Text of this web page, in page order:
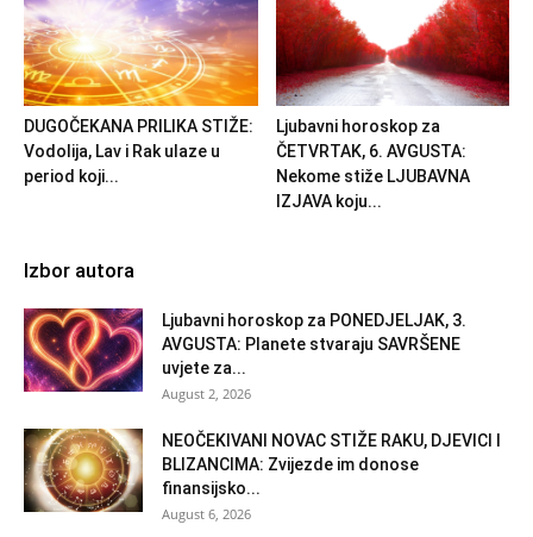
DUGOČEKANA PRILIKA STIŽE:
Vodolija, Lav i Rak ulaze u
period koji...
Ljubavni horoskop za
ČETVRTAK, 6. AVGUSTA:
Nekome stiže LJUBAVNA
IZJAVA koju...
Izbor autora
Ljubavni horoskop za PONEDJELJAK, 3.
AVGUSTA: Planete stvaraju SAVRŠENE
uvjete za...
August 2, 2026
NEOČEKIVANI NOVAC STIŽE RAKU, DJEVICI I
BLIZANCIMA: Zvijezde im donose
finansijsko...
August 6, 2026